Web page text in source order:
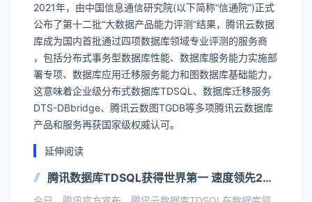
2021年，由中国信息通信研究院(以下简称“信通院”)正式
公布了第十二批“大数据产品能力评测”结果，腾讯云数据
库成为国内首批通过四项数据库领域专业评测的服务商
，包括分布式事务型数据库性能、数据库服务能力实施部
署专项、数据库应用迁移服务能力和图数据库基础能力，
这意味着企业级分布式数据库TDSQL、数据库迁移服务
DTS-DBbridge、腾讯云数图TGDB等多项腾讯云数据库
产品和服务再获国家级权威认可。
延伸阅读
腾讯数据库TDSQL获得世界第一 速度领先2
倍！